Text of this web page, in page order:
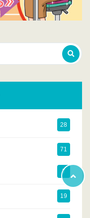
28
71
7
19